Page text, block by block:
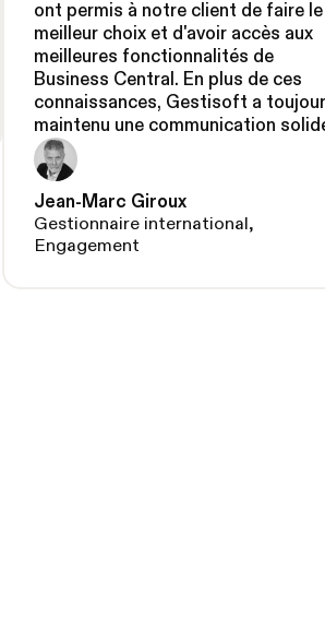
ont permis à notre client de faire le
meilleur choix et d'avoir accès aux
meilleures fonctionnalités de
Business Central. En plus de ces
connaissances, Gestisoft a
maintenu une communication
Jean-Marc Giroux
Gestionnaire international,
Engagement